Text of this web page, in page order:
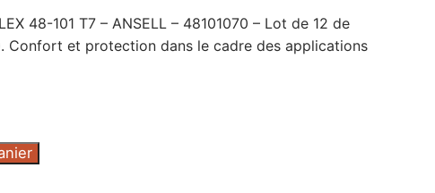
48-101 T7 – ANSELL – 48101070 – Lot de 12 de
Confort et protection dans le cadre des applications